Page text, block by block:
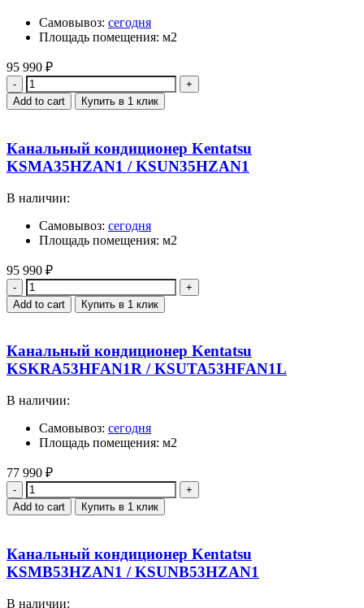
Самовывоз: сегодня
Площадь помещения: м2
95 990 ₽
Quantity
Add to cart Купить в 1 клик
Канальный кондиционер Kentatsu
KSMA35HZAN1 / KSUN35HZAN1
В наличии:
Самовывоз: сегодня
Площадь помещения: м2
95 990 ₽
Quantity
Add to cart Купить в 1 клик
Канальный кондиционер Kentatsu
KSKRA53HFAN1R / KSUTA53HFAN1L
В наличии:
Самовывоз: сегодня
Площадь помещения: м2
77 990 ₽
Quantity
Add to cart Купить в 1 клик
Канальный кондиционер Kentatsu
KSMB53HZAN1 / KSUNB53HZAN1
В наличии: